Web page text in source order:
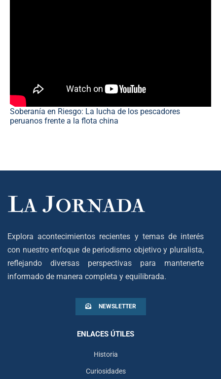
Soberanía en Riesgo: La lucha de los pescadores
peruanos frente a la flota china
Explora acontecimientos recientes y temas de interés
con nuestro enfoque de periodismo objetivo y pluralista,
reflejando diversas perspectivas para mantenerte
informado de manera completa y equilibrada.
NEWSLETTER
ENLACES ÚTILES
Historia
Curiosidades